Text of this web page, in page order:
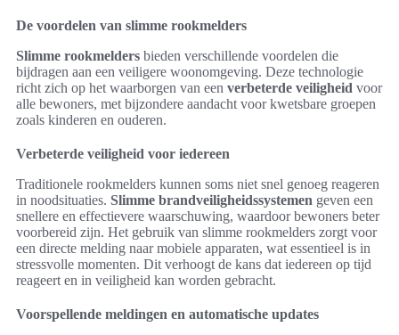
De voordelen van slimme rookmelders
Slimme rookmelders bieden verschillende voordelen die
bijdragen aan een veiligere woonomgeving. Deze technologie
richt zich op het waarborgen van een verbeterde veiligheid voor
alle bewoners, met bijzondere aandacht voor kwetsbare groepen
zoals kinderen en ouderen.
Verbeterde veiligheid voor iedereen
Traditionele rookmelders kunnen soms niet snel genoeg reageren
in noodsituaties. Slimme brandveiligheidssystemen geven een
snellere en effectievere waarschuwing, waardoor bewoners beter
voorbereid zijn. Het gebruik van slimme rookmelders zorgt voor
een directe melding naar mobiele apparaten, wat essentieel is in
stressvolle momenten. Dit verhoogt de kans dat iedereen op tijd
reageert en in veiligheid kan worden gebracht.
Voorspellende meldingen en automatische updates